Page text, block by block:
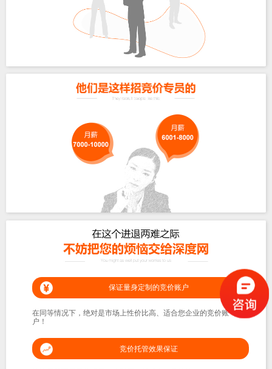
保证量身定制的竞价账户
在同等情况下，绝对是市场上性价比高、适合您企业的竞价账
户！
竞价托管效果保证